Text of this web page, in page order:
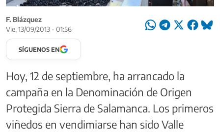
F. Blázquez
Vie, 13/09/2013 - 01:56
SÍGUENOS EN
Hoy, 12 de septiembre, ha arrancado la
campaña en la Denominación de Origen
Protegida Sierra de Salamanca. Los primeros
viñedos en vendimiarse han sido Valle